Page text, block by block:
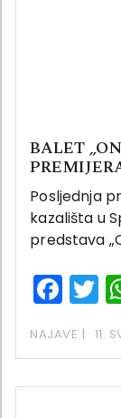
BALET
Posljednja
kazališta u
predstava
NAJAVE 11.